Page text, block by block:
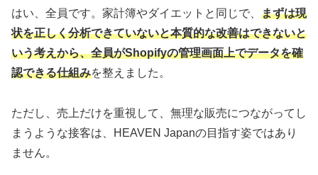
はい、全員です。家計簿やダイエットと同じで、 まずは現
状を正しく分析できていないと本質的な改善はできないと
いう考えから、全員がShopifyの管理画面上でデータを確
認できる仕組みを整えました。
ただし、売上だけを重視して、無理な販売につながってし
まうような接客は、HEAVEN Japanの目指す姿ではあり
ません。